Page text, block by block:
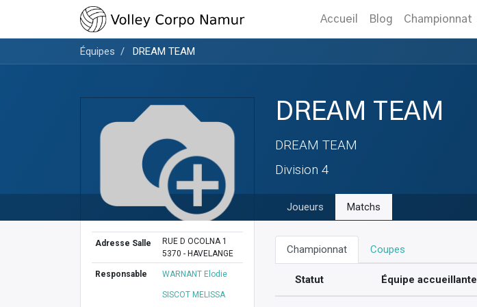
Accueil Blog Championnat
Équipes DREAM TEAM
DREAM TEAM
DREAM TEAM
Division 4
Adresse Salle
RUE D OCOLNA 1
5370 - HAVELANGE
Responsable WARNANT Elodie
SISCOT MELISSA
Joueurs Matchs
Championnat Coupes
Statut Équipe accueillante